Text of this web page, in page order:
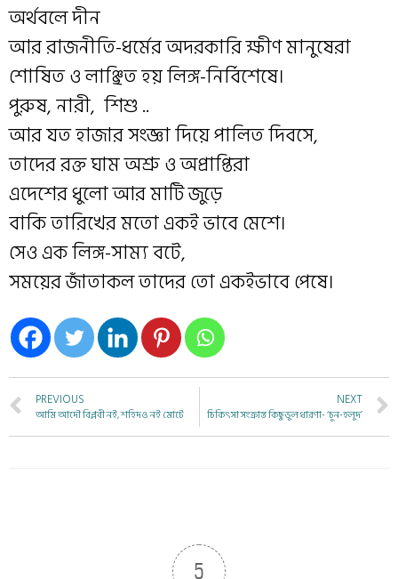
অর্থবলে দীন
আর রাজনীতি-ধর্মের অদরকারি ক্ষীণ মানুষেরা
শোষিত ও লাঞ্ছিত হয় লিঙ্গ-নির্বিশেষে।
পুরুষ, নারী, শিশু ..
আর যত হাজার সংজ্ঞা দিয়ে পালিত দিবসে,
তাদের রক্ত ঘাম অশ্রু ও অপ্রাপ্তিরা
এদেশের ধুলো আর মাটি জুড়ে
বাকি তারিখের মতো একই ভাবে মেশে।
সেও এক লিঙ্গ-সাম্য বটে,
সময়ের জাঁতাকল তাদের তো একইভাবে পেষে।
PREVIOUS
আমি আদৌ বিপ্লবী নই, শহিদও নই মোটে
NEXT
চিকিৎসা সংক্রান্ত কিছু ভুল ধারণা- ‘চুন-হলুদ’
5